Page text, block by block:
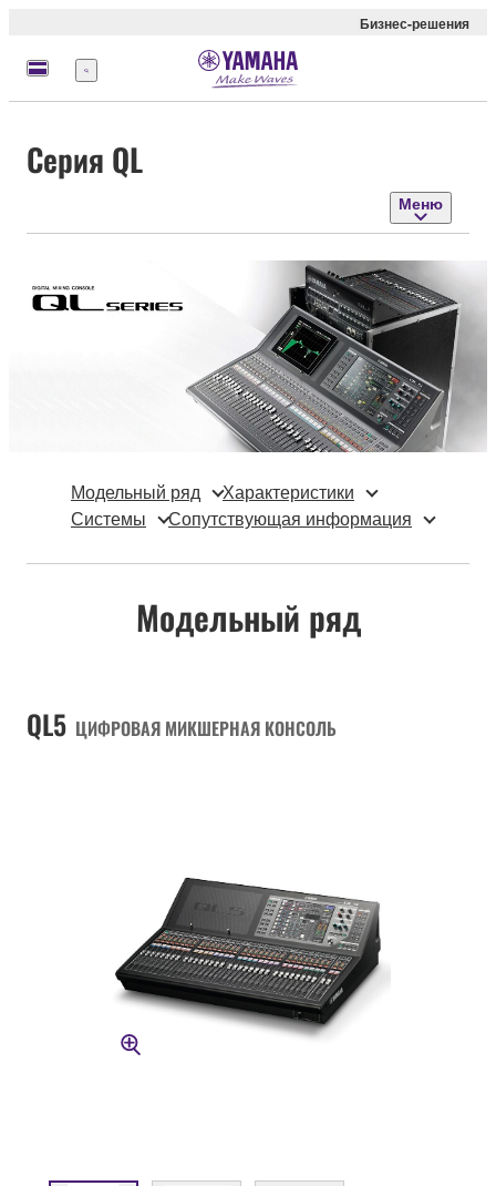
Бизнес-решения
Меню
Серия QL
Меню
Модельный ряд
Характеристики
Системы
Сопутствующая информация
Модельный ряд
QL5 ЦИФРОВАЯ МИКШЕРНАЯ КОНСОЛЬ